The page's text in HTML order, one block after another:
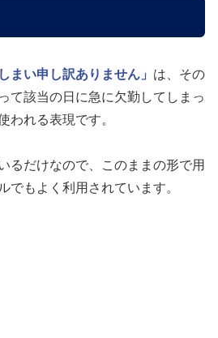
まい申し訳ありません」 は、その
て該当の日に急に欠勤してしまっ
われる表現です。
るだけなので、このままの形で用
でもよく利用されています。